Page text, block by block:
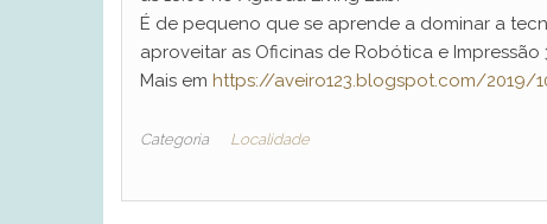
É de pequeno que se aprende a dominar a
aproveitar as Oficinas de Robótica e Impressão
Mais em https://aveiro123.blogspot.com/2019/
Categoria Localidade